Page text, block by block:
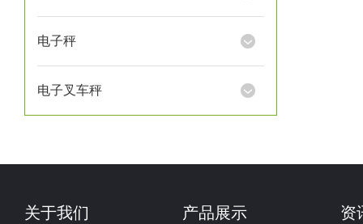
电子秤
电子叉车秤
关于我们 产品展示 资